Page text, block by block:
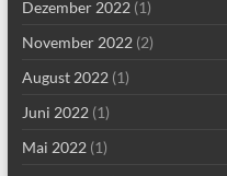
Dezember 2022(1)
November 2022(2)
August 2022(1)
Juni 2022(1)
Mai 2022(1)